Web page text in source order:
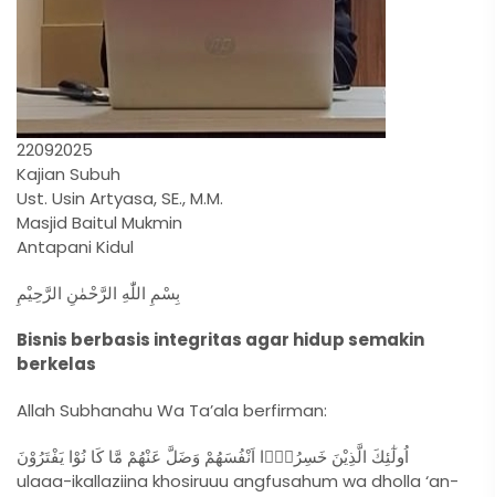
22092025
Kajian Subuh
Ust. Usin Artyasa, SE., M.M.
Masjid Baitul Mukmin
Antapani Kidul
بِسْمِ اللّٰهِ الرَّحْمٰنِ الرَّحِيْمِ
Bisnis berbasis integritas agar hidup semakin
berkelas
Allah Subhanahu Wa Ta’ala berfirman:
اُولٰٓئِكَ الَّذِيْنَ خَسِرُوْۤا اَنْفُسَهُمْ وَضَلَّ عَنْهُمْ مَّا كَا نُوْا يَفْتَرُوْنَ
ulaaa-ikallaziina khosiruuu angfusahum wa dholla ‘an-